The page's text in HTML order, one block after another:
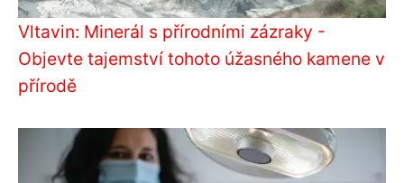
Vltavin: Minerál s přírodními zázraky -
Objevte tajemství tohoto úžasného kamene v
přírodě